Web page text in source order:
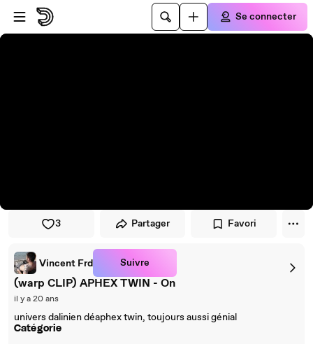
Passer au player
Passer au contenu principal
Se connecter
3 Partager Favori
Vincent Frd Suivre
(warp CLIP) APHEX TWIN - On
il y a 20 ans
univers dalinien déaphex twin, toujours aussi génial
Catégorie